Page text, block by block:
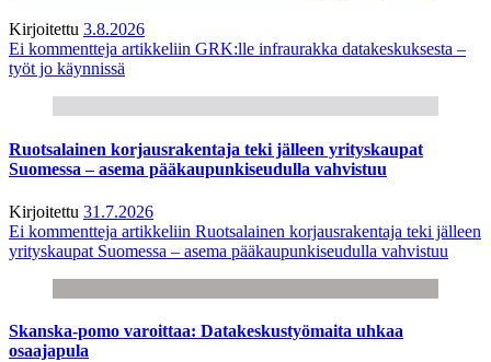
Kirjoitettu 3.8.2026
Ei kommentteja artikkeliin GRK:lle infraurakka datakeskuksesta –
työt jo käynnissä
Ruotsalainen korjausrakentaja teki jälleen yrityskaupat
Suomessa – asema pääkaupunkiseudulla vahvistuu
Kirjoitettu 31.7.2026
Ei kommentteja artikkeliin Ruotsalainen korjausrakentaja teki jälleen
yrityskaupat Suomessa – asema pääkaupunkiseudulla vahvistuu
Skanska-pomo varoittaa: Datakeskustyömaita uhkaa
osaajapula